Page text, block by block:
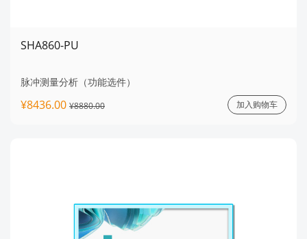
SHA860-PU
脉冲测量分析（功能选件）
¥8436.00 ¥8880.00 加入购物车